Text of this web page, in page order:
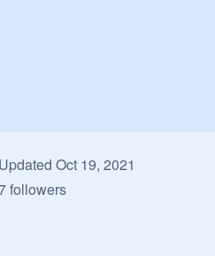
Updated Oct 19, 2021
followers